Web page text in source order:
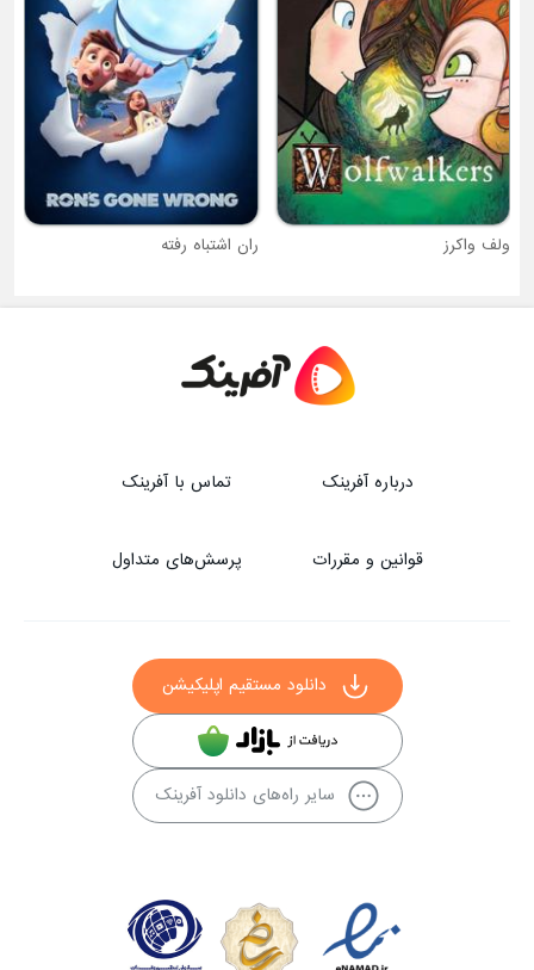
ران اشتباه رفته
درباره آفرینک تماس با آفرینک
قوانین و مقررات پرسش‌های متداول
دانلود مستقیم اپلیکیشن
سایر راه‌های دانلود آفرینک